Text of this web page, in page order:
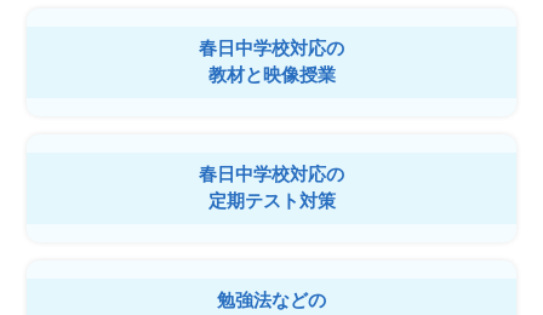
春日中学校対応の
教材と映像授業
春日中学校対応の
定期テスト対策
勉強法などの